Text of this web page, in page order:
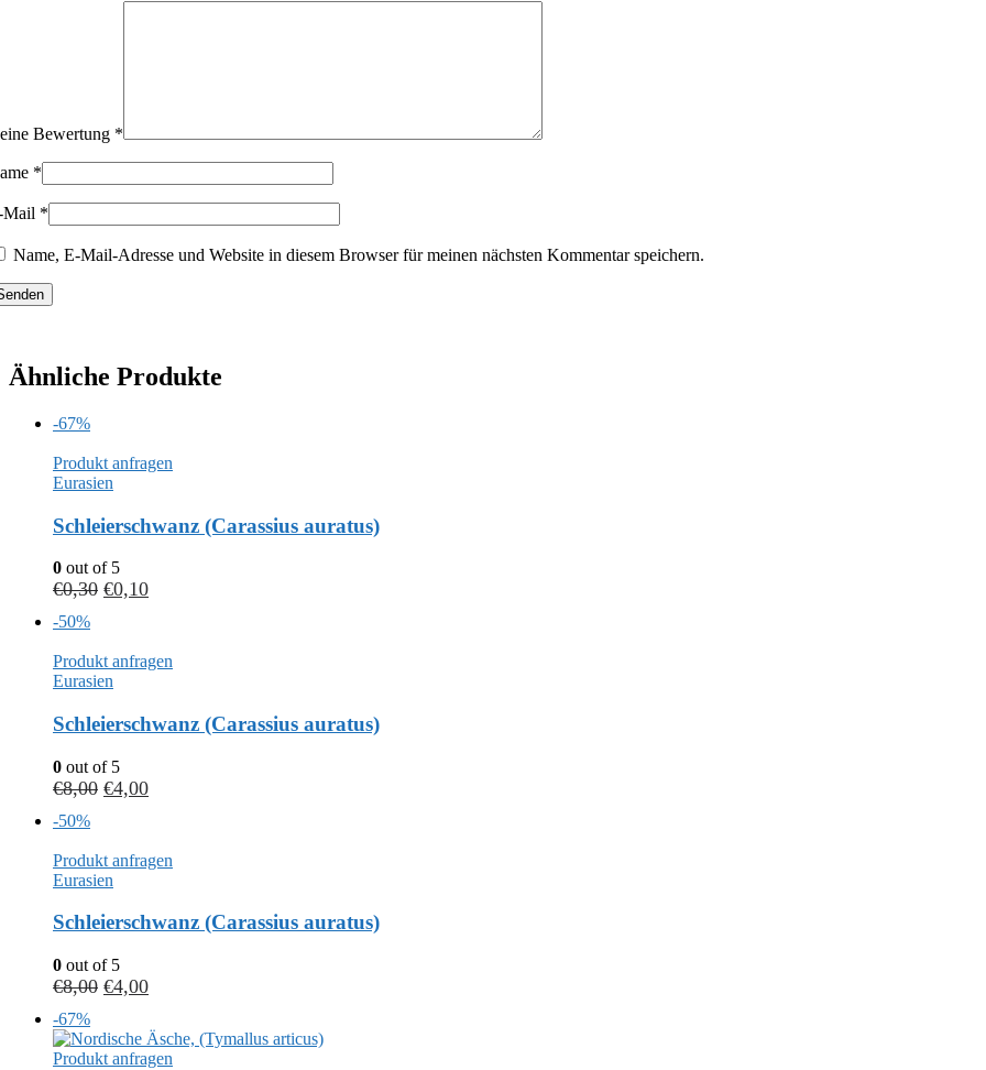
Bewertung *
*
Mail *
Name, E-Mail-Adresse und Website in diesem Browser für meinen nächsten Kommentar speichern.
Ähnliche Produkte
-67%
Produkt anfragen
Eurasien
Schleierschwanz (Carassius auratus)
0 out of 5
€0,30 €0,10
-50%
Produkt anfragen
Eurasien
Schleierschwanz (Carassius auratus)
0 out of 5
€8,00 €4,00
-50%
Produkt anfragen
Eurasien
Schleierschwanz (Carassius auratus)
0 out of 5
€8,00 €4,00
-67%
Produkt anfragen